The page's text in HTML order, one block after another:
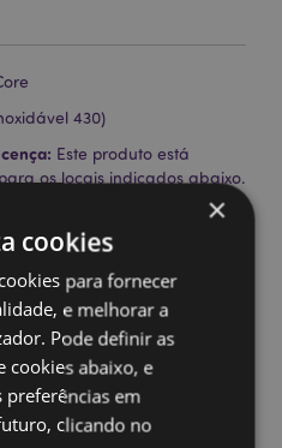
430)
Este produto está
os locais indicados abaixo.
não tente comprar este
o produto será removido da
de mais informações,
de atendimento ao cliente.
Aland, Albânia, Andorra,
(Portugal), Ilhas Baleares
Bélgica, Bermudas, Bósnia e
Canárias (Espanha),
(França), Croácia,
Dinamarca, Estônia,
França (Continental), Guiana
×
cookies
para fornecer
e melhorar a
Pode definir as
cookies abaixo, e
preferências em
clicando no